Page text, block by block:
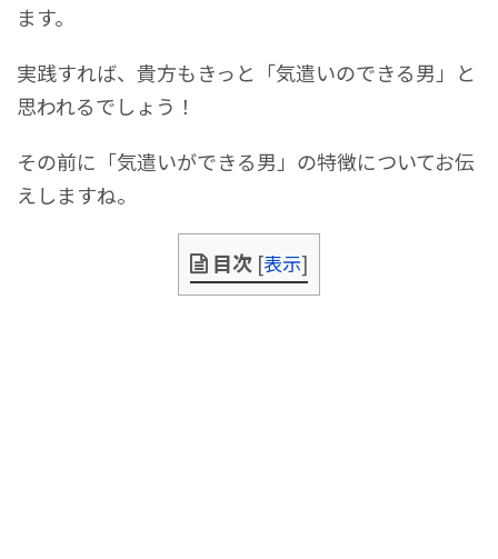
ます。
実践すれば、貴方もきっと「気遣いのできる男」と
思われるでしょう！
その前に「気遣いができる男」の特徴についてお伝
えしますね。
目次 [表示]